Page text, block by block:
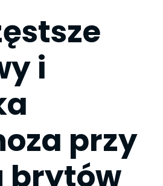
i
przy
brytów